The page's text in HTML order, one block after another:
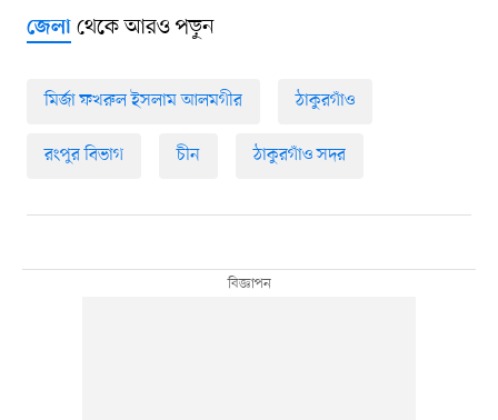
জেলাথেকে আরও পড়ুন
মির্জা ফখরুল ইসলাম আলমগীর ঠাকুরগাঁও
রংপুর বিভাগ চীন ঠাকুরগাঁও সদর